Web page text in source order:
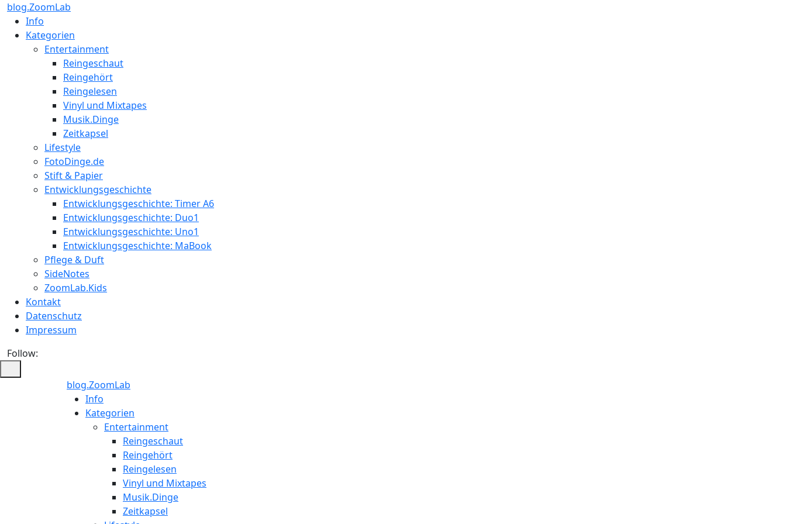
blog.ZoomLab
Info
Kategorien
Entertainment
Reingeschaut
Reingehört
Reingelesen
Vinyl und Mixtapes
Musik.Dinge
Zeitkapsel
Lifestyle
FotoDinge.de
Stift & Papier
Entwicklungsgeschichte
Entwicklungsgeschichte: Timer A6
Entwicklungsgeschichte: Duo1
Entwicklungsgeschichte: Uno1
Entwicklungsgeschichte: MaBook
Pflege & Duft
SideNotes
ZoomLab.Kids
Kontakt
Datenschutz
Impressum
Follow:
blog.ZoomLab
Info
Kategorien
Entertainment
Reingeschaut
Reingehört
Reingelesen
Vinyl und Mixtapes
Musik.Dinge
Zeitkapsel